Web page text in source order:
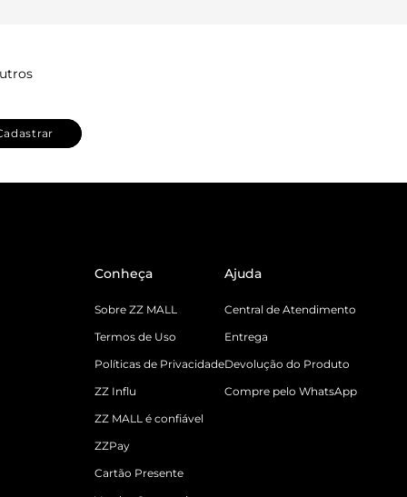
Conheça
Sobre ZZ MALL
Termos de Uso
Políticas de Privacidade
ZZ Influ
ZZ MALL é confiável
ZZPay
Cartão Presente
Ajuda
Central de Atendimento
Entrega
Devolução do Produto
Compre pelo WhatsApp